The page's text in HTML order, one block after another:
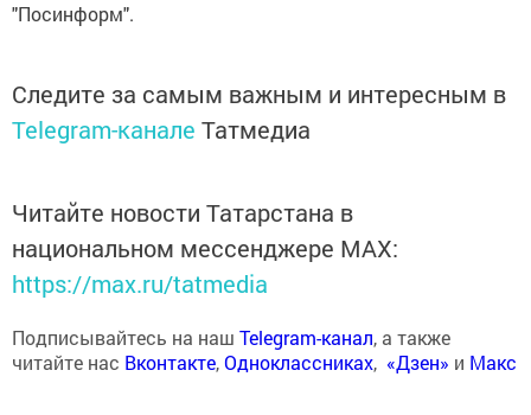
"Посинформ".
Следите за самым важным и интересным в
Telegram-канале Татмедиа
Читайте новости Татарстана в
национальном мессенджере MАХ:
https://max.ru/tatmedia
Подписывайтесь на наш Telegram-канал, а также
читайте нас Вконтакте,Одноклассниках, «Дзен» и Макс